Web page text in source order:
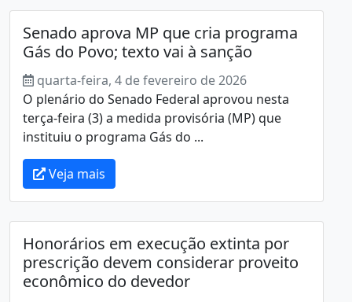
Senado aprova MP que cria programa
Gás do Povo; texto vai à sanção
quarta-feira, 4 de fevereiro de 2026
O plenário do Senado Federal aprovou nesta
terça-feira (3) a medida provisória (MP) que
instituiu o programa Gás do ...
Veja mais
Honorários em execução extinta por
prescrição devem considerar proveito
econômico do devedor